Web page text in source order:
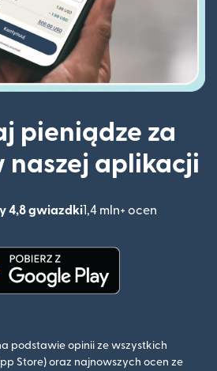
pieniądze za
naszej aplikacji
4,8 gwiazdki1,4 mln+ ocen
(otwiera
podstawie opinii ze wszystkich
Store) oraz najnowszych ocen ze